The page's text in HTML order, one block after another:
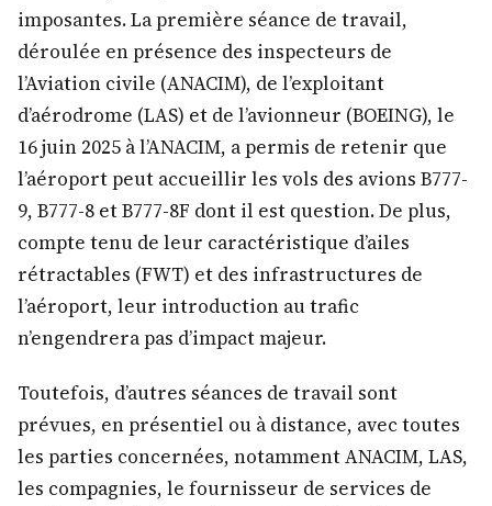
imposantes. La première séance de travail,
déroulée en présence des inspecteurs de
l’Aviation civile (ANACIM), de l’exploitant
d’aérodrome (LAS) et de l’avionneur (BOEING), le
16 juin 2025 à l’ANACIM, a permis de retenir que
l’aéroport peut accueillir les vols des avions B777-
9, B777-8 et B777-8F dont il est question. De plus,
compte tenu de leur caractéristique d’ailes
rétractables (FWT) et des infrastructures de
l’aéroport, leur introduction au trafic
n’engendrera pas d’impact majeur.
Toutefois, d’autres séances de travail sont
prévues, en présentiel ou à distance, avec toutes
les parties concernées, notamment ANACIM, LAS,
les compagnies, le fournisseur de services de